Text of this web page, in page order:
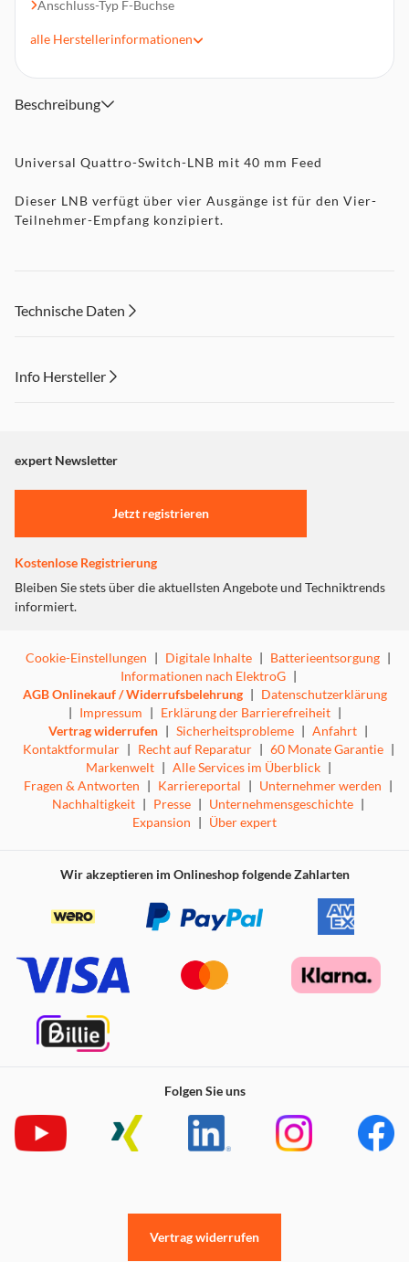
Anschluss-Typ F-Buchse
11,7-12,75 GHz
Verstärkung 60 dB
alle Herstellerinformationen
Beschreibung
Universal Quattro-Switch-LNB mit 40 mm Feed
Dieser LNB verfügt über vier Ausgänge ist für den Vier-
Teilnehmer-Empfang konzipiert.
Technische Daten
Info Hersteller
"Marketing".
Einstellungen anpassen
expert Newsletter
Jetzt registrieren
Kostenlose Registrierung
Bleiben Sie stets über die aktuellsten Angebote und Techniktrends
informiert.
Cookie-Einstellungen | Digitale Inhalte | Batterieentsorgung |
Informationen nach ElektroG |
AGB Onlinekauf / Widerrufsbelehrung | Datenschutzerklärung
| Impressum | Erklärung der Barrierefreiheit |
Vertrag widerrufen | Sicherheitsprobleme | Anfahrt |
Kontaktformular | Recht auf Reparatur | 60 Monate Garantie |
Markenwelt | Alle Services im Überblick |
Fragen & Antworten | Karriereportal | Unternehmer werden |
Nachhaltigkeit | Presse | Unternehmensgeschichte |
Expansion | Über expert
Wir akzeptieren im Onlineshop folgende Zahlarten
Folgen Sie uns
Vertrag widerrufen